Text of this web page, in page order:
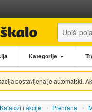
Kategorije
postavljena je automatski.
Katalozi i akcije Prehrana